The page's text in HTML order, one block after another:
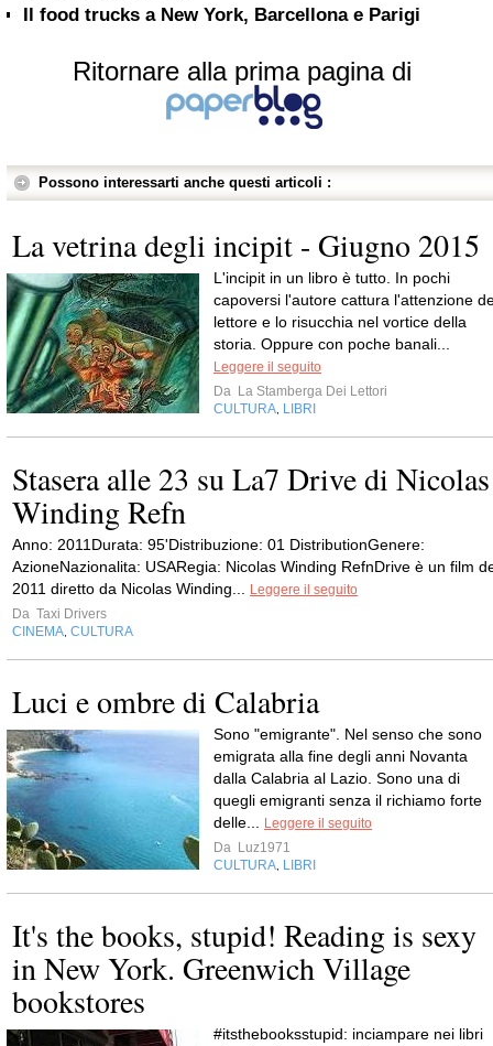
Il food trucks a New York, Barcellona e Parigi
Ritornare alla prima pagina di
Possono interessarti anche questi articoli :
La vetrina degli incipit - Giugno 2015
L'incipit in un libro è tutto. In pochi
capoversi l'autore cattura l'attenzione
lettore e lo risucchia nel vortice della
storia. Oppure con poche banali...
Leggere il seguito
Da La Stamberga Dei Lettori
CULTURA LIBRI
Stasera alle 23 su La7 Drive di Nicolas
Winding Refn
Anno: 2011Durata: 95'Distribuzione: 01 DistributionGenere:
AzioneNazionalita: USARegia: Nicolas Winding RefnDrive è un film
2011 diretto da Nicolas Winding...
Leggere il seguito
Da Taxi Drivers
CINEMA CULTURA
Luci e ombre di Calabria
Sono "emigrante". Nel senso che sono
emigrata alla fine degli anni Novanta
dalla Calabria al Lazio. Sono una di
quegli emigranti senza il richiamo forte
delle...
Leggere il seguito
Da Luz1971
CULTURA LIBRI
It's the books, stupid! Reading is sexy
in New York. Greenwich Village
bookstores
#itsthebooksstupid: inciampare nei libri